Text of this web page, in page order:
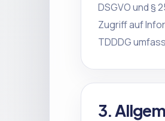
DSGVO und §
Zugriff auf
TDDDG
3.